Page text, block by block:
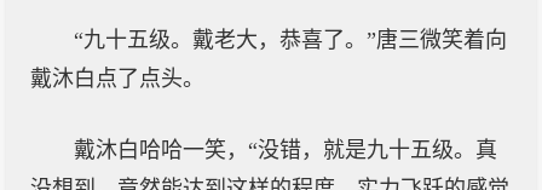
“九十五级。戴老大，恭喜了。”唐三微笑着向
戴沐白点了点头。
戴沐白哈哈一笑，“没错，就是九十五级。真